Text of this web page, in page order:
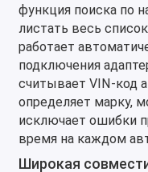
функция поиска по
листать весь
работает
подключения
считывает VIN-код
определяет марку,
исключает ошибки
время на каждом
Широкая